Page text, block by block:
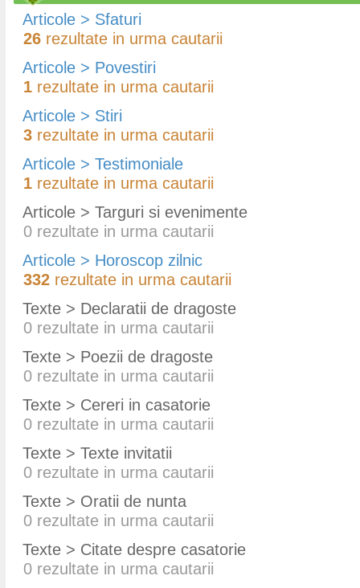
Articole > Sfaturi
26 rezultate in urma cautarii
Articole > Povestiri
1 rezultate in urma cautarii
Articole > Stiri
3 rezultate in urma cautarii
Articole > Testimoniale
1 rezultate in urma cautarii
Articole > Targuri si evenimente
0 rezultate in urma cautarii
Articole > Horoscop zilnic
332 rezultate in urma cautarii
Texte > Declaratii de dragoste
0 rezultate in urma cautarii
Texte > Poezii de dragoste
0 rezultate in urma cautarii
Texte > Cereri in casatorie
0 rezultate in urma cautarii
Texte > Texte invitatii
0 rezultate in urma cautarii
Texte > Oratii de nunta
0 rezultate in urma cautarii
Texte > Citate despre casatorie
0 rezultate in urma cautarii